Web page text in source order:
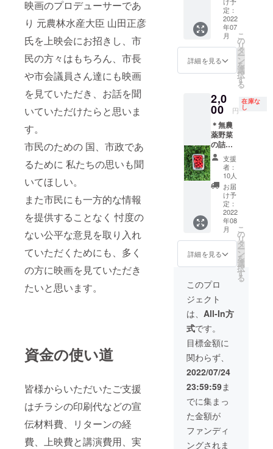
映画のプロデューサーであ
り 元農林水産大臣 山田正彦
氏を上映会にお招きし、市
民の方々はもちろん、市長
や市会議員さん達にも映画
を見ていただき、お話を聞
いていただけたらと思いま
す。
市民のための 国、市政であ
るために 私たちの思いも聞
いてほしい。
また市民にも一方的な情報
を提供することなく 忖度の
ない公平な意見を取り入れ
ていただくためにも、多く
の方に映画を見ていただき
たいと思います。
資金の使い道
皆様からいただいたご支援
はチラシの印刷代などの宣
伝材料費、リターンの経
費、上映費と講演費用、実
日置
1230）
13:30〜
映画上
映 ◯7
(日) ヤ
ポネシ
津市新
宮199ヤ
ポネ島)
13:30〜
映画上
映
18:30〜
映画上
（最大
８名様
まで宿
泊可）
ペット
泊 ご相
談くだ
先チ
ケット
は含ま
れませ
ん。 ＊
リター
ンの送
付方法
クラ
ファン
終了後
メール
にて優
待券を
お送り
ので、
宿泊希
お知ら
せくだ
さい。
＊日程
令
和４年
７月〜
12月頃
まで ＊
場所
〒
626-
0073 京
都府宮
津市字
新宮199
＊人
ROKU
も一緒
に 楽し
く安全
な船釣
テンド
いたし
令
和４年
７月〜1
０月頃
まで、
ご希望
の日程
をお知
らせく
ださい
＊場所
湾周辺
＊人
数
船人数
は８名
（お一
人分の
リター
ンです
ので乗
船され
る人数
分のご
支援お
願いし
ます）
釣
りをさ
れない
同乗者
さんは
希望の
お料理
プラン
をお選
びくだ
さい。
理など
も承り
ます∞ ※
上映優
先チ
ケット
は含ま
れませ
ん。 ※
全メ
ニュー
前々日
までの
予約制
になっ
す ※お
飲み物
料理以
外のお
支払い
は現地
お願い
しま
す。 ＊
リター
ンの送
付方法
クラ
ファン
終了後
メール
にて優
待券を
＊ 保険
付で安
心！ 道
具レン
タル込
リター
で、３
名様以
上の場
合、お
一人追
加ごと
に4500
円の支
援価格
変更を
お願い
します
（最大
５名様
まで）
◯レッ
スン内
ン.ス
ルの扱
い方
ビーチ
エント
リー仕
方. ヘッ
ド
ファー
習得…
etc ※上
映優先
チケッ
トは含
まれま
や 釣れ
たお魚
を お届
け！
鱗、内
臓処理
してす
ぐに食
るよう
に処理
します
ので、
お刺
身、焼
き魚、
煮魚、
アクア
パッ
ツァな
ど。。
。 お好
みのお
料理で
宮津の
海の幸
ださい
＊ ※上
映優先
チケッ
トは含
まれま
せん。
※魚種は
ご指定
できま
せん。
その日
に上
がった
新鮮な
魚を
チョイ
定：
2022
年07
月
詳細を見る
こ
の
リ
タ
ー
ン
を
選
択
す
る
2,0
00 円
在庫な
し
＊無農
薬野菜
の詰め
合わせ
セット
宮津
市府中
吉田
ファー
ムさん
はじめ
実行委
員メン
バーが
育てた
宮津産
の新鮮
な無農
薬野菜
をお届
け！
無農薬
ですの
で 虫食
いやキ
ズがあ
るもの
もあり
ますが
無農薬
の証と
してご
了承い
ただけ
支援
者：
10人
お届
け予
定：
2022
年08
月
詳細を見る
こ
の
リ
タ
ー
ン
を
選
択
す
る
このプロ
ジェクト
は、 All-In方
式です。
目標金額に
関わらず、
2022/07/24
23:59:59ま
でに集まっ
た金額が
ファンディ
ングされま